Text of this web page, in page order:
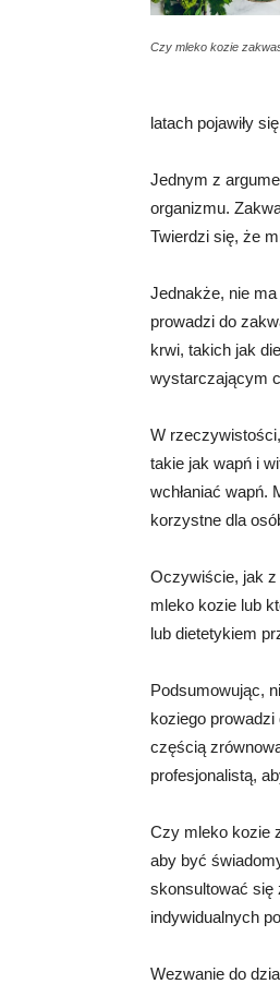
Czy mleko kozie
latach pojawiły
Jednym z
organizmu.
Twierdzi się, że
Jednakże, nie
prowadzi do
krwi, takich jak
wystarczającym
W
takie jak wapń i
wchłaniać wapń.
korzystne dla
Oczywiście, jak
mleko kozie lub
lub dietetykiem
Podsumowując,
koziego
częścią
profesjonalistą,
Czy mleko kozie
aby być
skonsultować się
indywidualnych
Wezwanie do